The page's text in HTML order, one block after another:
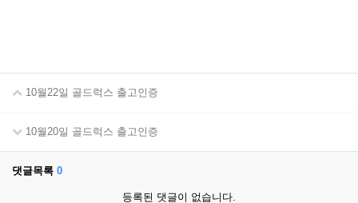
10월22일 골드럭스 출고인증
10월20일 골드럭스 출고인증
댓글목록 0
등록된 댓글이 없습니다.